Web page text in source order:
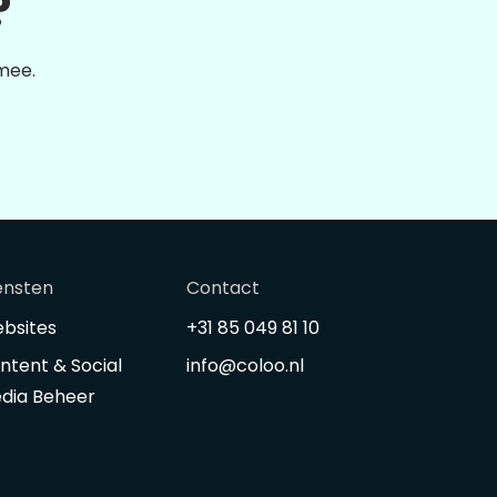
Contact
+31 85 049 81 10
info@coloo.nl
& Social
Beheer